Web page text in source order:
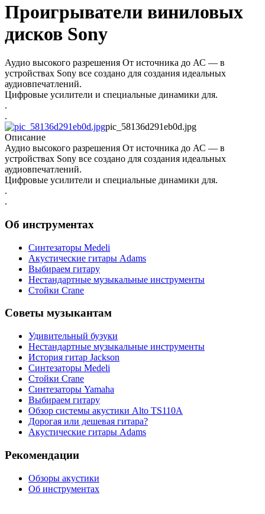
Проигрыватели виниловых
дисков Sony
Аудио высокого разрешения От источника до АС — в
устройствах Sony все создано для создания идеальных
аудиовпечатлений.
Цифровые усилители и специальные динамики для.
.
.
pic_58136d291eb0d.jpg
Описание
Аудио высокого разрешения От источника до АС — в
устройствах Sony все создано для создания идеальных
аудиовпечатлений.
Цифровые усилители и специальные динамики для.
.
.
Об инструментах
Синтезаторы Мedeli
Акустические гитары Adams
Выбираем гитару
Нестандартные музыкальные инструменты
Стойки Crane
Советы музыкантам
Удивительный бузуки
Нестандартные музыкальные инструменты
История гитар Jackson
Синтезаторы Мedeli
Стойки Crane
Синтезаторы Yamaha
Выбираем гитару
Обзор системы акустики Alto TS110A
Дорогая или дешевая гитара?
Акустические гитары Adams
Рекомендации
Обзоры акустики
Об инструментах